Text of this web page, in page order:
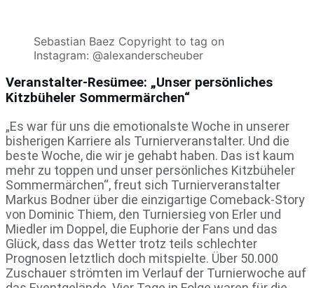
Sebastian Baez Copyright to tag on
Instagram: @alexanderscheuber
Veranstalter-Resümee: „Unser persönliches
Kitzbüheler Sommermärchen“
„Es war für uns die emotionalste Woche in unserer
bisherigen Karriere als Turnierveranstalter. Und die
beste Woche, die wir je gehabt haben. Das ist kaum
mehr zu toppen und unser persönliches Kitzbüheler
Sommermärchen“, freut sich Turnierveranstalter
Markus Bodner über die einzigartige Comeback-Story
von Dominic Thiem, den Turniersieg von Erler und
Miedler im Doppel, die Euphorie der Fans und das
Glück, dass das Wetter trotz teils schlechter
Prognosen letztlich doch mitspielte. Über 50.000
Zuschauer strömten im Verlauf der Turnierwoche auf